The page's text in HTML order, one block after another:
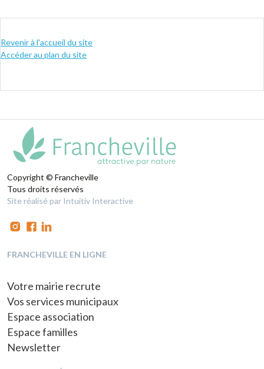
Revenir à l'accueil du site
Accéder au plan du site
Copyright © Francheville
Tous droits réservés
Site réalisé par Intuitiv Interactive
FRANCHEVILLE EN LIGNE
Votre mairie recrute
Vos services municipaux
Espace association
Espace familles
Newsletter